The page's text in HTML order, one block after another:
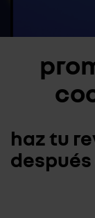
haz tu